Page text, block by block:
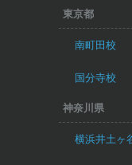
東京都
南町田校
国分寺校
神奈川県
横浜井土ヶ